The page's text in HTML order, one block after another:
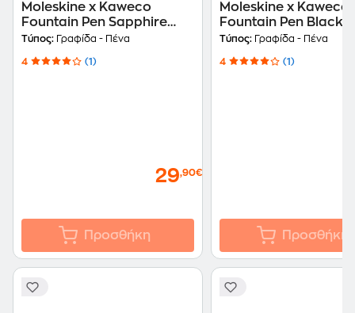
Moleskine x Kaweco
Fountain Pen Sapphire
Blue
Τύπος: Γραφίδα - Πένα
4 (1)
29,90€
Προσθήκη
Moleskine x Kaweco
Fountain Pen Black
Τύπος: Γραφίδα - Πένα
4 (1)
Προσθήκη